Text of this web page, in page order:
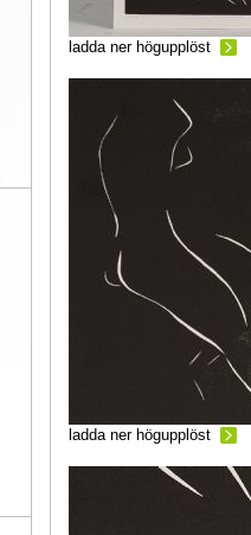
ladda ner högupplöst
ladda ner högupplöst